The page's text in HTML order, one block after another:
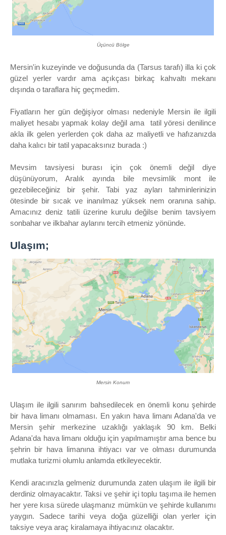
Üçüncü Bölge
Mersin'in kuzeyinde ve doğusunda da (Tarsus tarafı) illa ki çok
güzel yerler vardır ama açıkçası birkaç kahvaltı mekanı
dışında o taraflara hiç geçmedim.
Fiyatların her gün değişiyor olması nedeniyle Mersin ile ilgili
maliyet hesabı yapmak kolay değil ama tatil yöresi denilince
akla ilk gelen yerlerden çok daha az maliyetli ve hafızanızda
daha kalıcı bir tatil yapacaksınız burada :)
Mevsim tavsiyesi burası için çok önemli değil diye
düşünüyorum, Aralık ayında bile mevsimlik mont ile
gezebileceğiniz bir şehir. Tabi yaz ayları tahminlerinizin
ötesinde bir sıcak ve inanılmaz yüksek nem oranına sahip.
Amacınız deniz tatili üzerine kurulu değilse benim tavsiyem
sonbahar ve ilkbahar aylarını tercih etmeniz yönünde.
Ulaşım;
Mersin Konum
Ulaşım ile ilgili sanırım bahsedilecek en önemli konu şehirde
bir hava limanı olmaması. En yakın hava limanı Adana'da ve
Mersin şehir merkezine uzaklığı yaklaşık 90 km. Belki
Adana'da hava limanı olduğu için yapılmamıştır ama bence bu
şehrin bir hava limanına ihtiyacı var ve olması durumunda
mutlaka turizmi olumlu anlamda etkileyecektir.
Kendi aracınızla gelmeniz durumunda zaten ulaşım ile ilgili bir
derdiniz olmayacaktır. Taksi ve şehir içi toplu taşıma ile hemen
her yere kısa sürede ulaşmanız mümkün ve şehirde kullanımı
yaygın. Sadece tarihi veya doğa güzelliği olan yerler için
taksiye veya araç kiralamaya ihtiyacınız olacaktır.